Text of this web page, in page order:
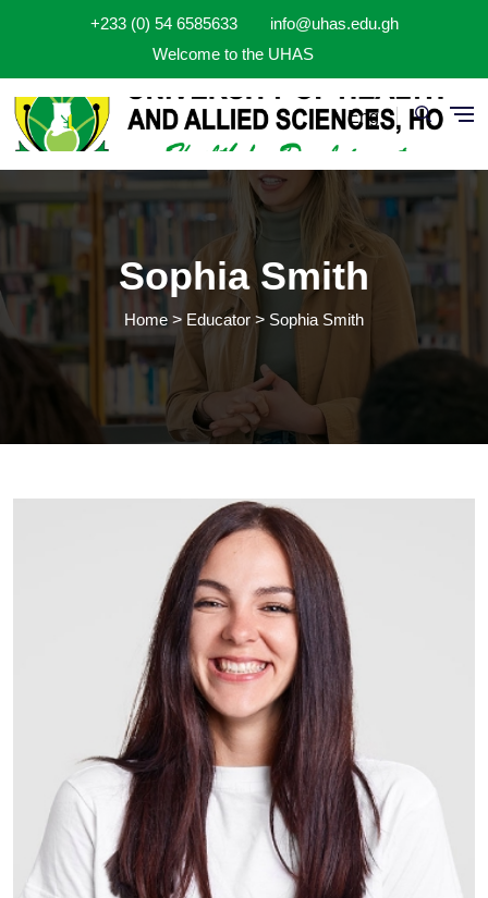
+233 (0) 54 6585633
info@uhas.edu.gh
Welcome to the UHAS
Eng
Sophia Smith
Home Educator Sophia Smith